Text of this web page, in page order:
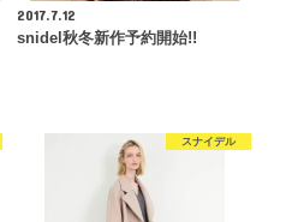
2017.7.12
snidel秋冬新作予約開始!!
スナイデル